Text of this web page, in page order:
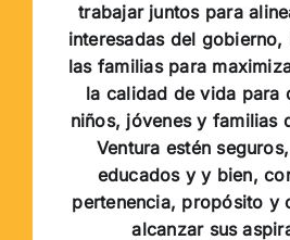
trabajar juntos para
interesadas del
las familias para
la calidad de vida para
niños, jóvenes y familias
Ventura estén
educados y y bien,
pertenencia, propósito y
alcanzar sus